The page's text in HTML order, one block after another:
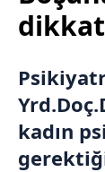
kadın